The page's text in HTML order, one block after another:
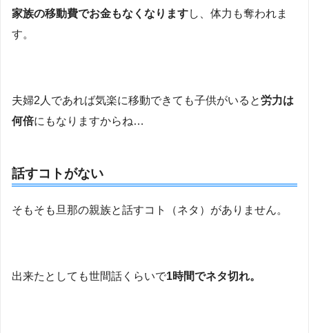
家族の移動費でお金もなくなりますし、体力も奪われま
す。
夫婦2人であれば気楽に移動できても子供がいると労力は
何倍にもなりますからね…
話すコトがない
そもそも旦那の親族と話すコト（ネタ）がありません。
出来たとしても世間話くらいで1時間でネタ切れ。